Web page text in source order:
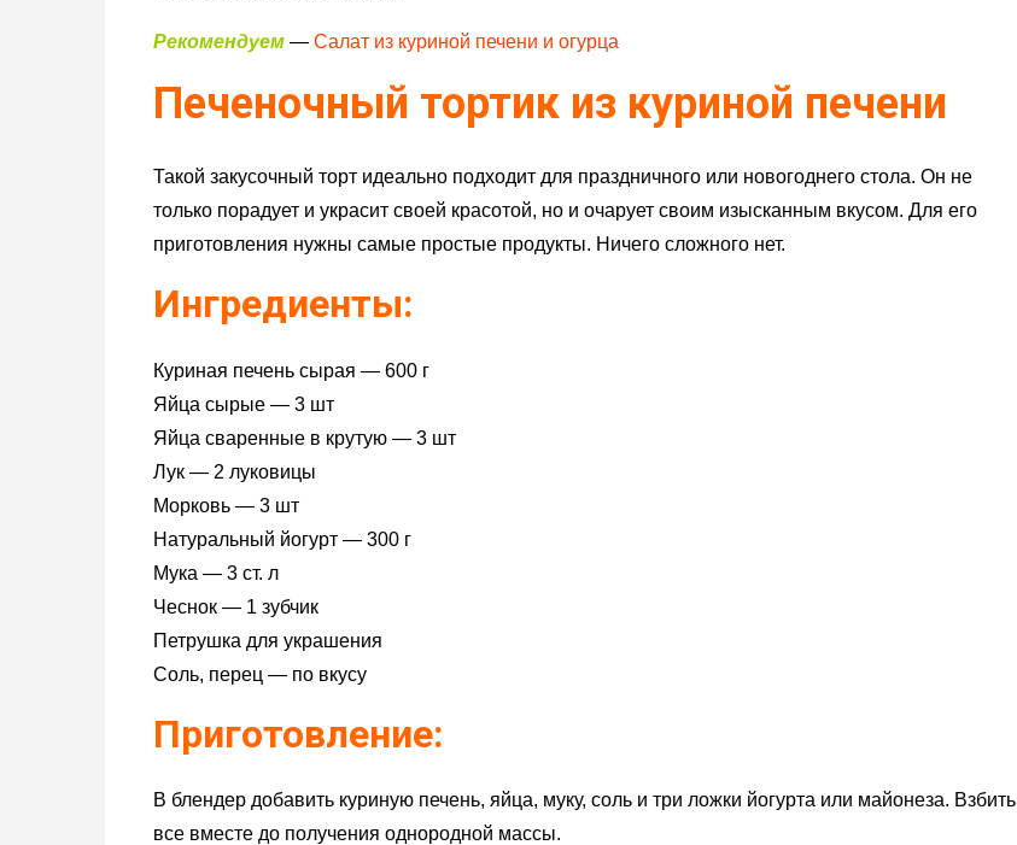
Рекомендуем — Салат из куриной печени и огурца
Печеночный тортик из куриной печени
Такой закусочный торт идеально подходит для праздничного или новогоднего стола. Он не
только порадует и украсит своей красотой, но и очарует своим изысканным вкусом. Для его
приготовления нужны самые простые продукты. Ничего сложного нет.
Ингредиенты:
Куриная печень сырая — 600 г
Яйца сырые — 3 шт
Яйца сваренные в крутую — 3 шт
Лук — 2 луковицы
Морковь — 3 шт
Натуральный йогурт — 300 г
Мука — 3 ст. л
Чеснок — 1 зубчик
Петрушка для украшения
Соль, перец — по вкусу
Приготовление:
В блендер добавить куриную печень, яйца, муку, соль и три ложки йогурта или майонеза. Взбить
все вместе до получения однородной массы.